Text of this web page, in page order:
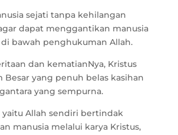
sejati tanpa kehilangan
dapat menggantikan manusia
bawah penghukuman Allah.
dan kematianNya, Kristus
Besar yang penuh belas kasihan
yang sempurna.
Allah sendiri bertindak
manusia melalui karya Kristus,